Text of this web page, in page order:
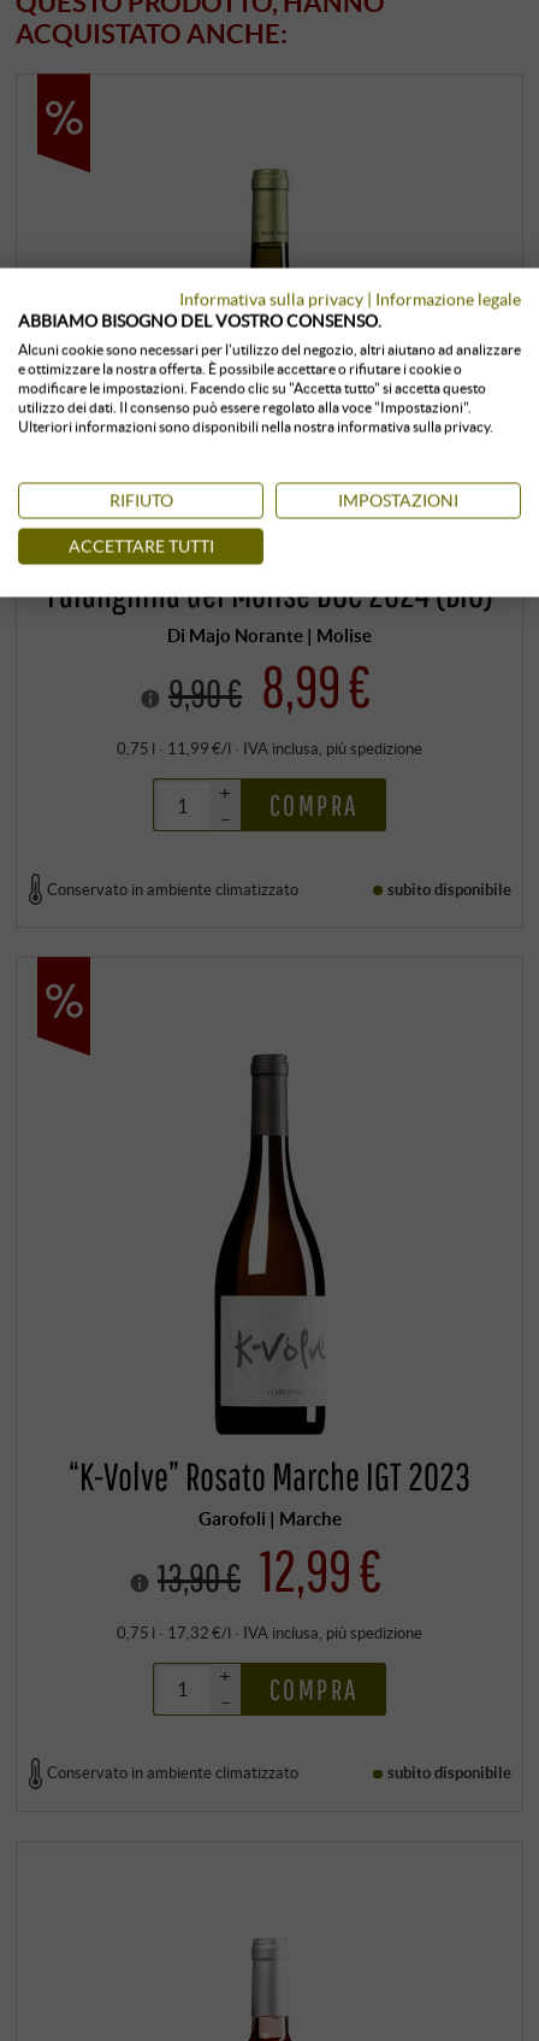
ACQUISTATO ANCHE:
Falanghina del Molise DOC 2024 (BIO)
Di Majo Norante | Molise
9,90 € 8,99 €
0,75 l · 11,99 €/l · IVA inclusa, più spedizione
+
–
COMPRA
Conservato in ambiente climatizzato subito disponibile
“K-Volve” Rosato Marche IGT 2023
Garofoli | Marche
13,90 € 12,99 €
0,75 l · 17,32 €/l · IVA inclusa , più spedizione
+
–
COMPRA
Conservato in ambiente climatizzato subito disponibile
Informativa sulla privacy | Informazione legale
ABBIAMO BISOGNO DEL VOSTRO CONSENSO.
Alcuni cookie sono necessari per l'utilizzo del negozio, altri aiutano ad analizzare
e ottimizzare la nostra offerta. È possibile accettare o rifiutare i cookie o
modificare le impostazioni. Facendo clic su "Accetta tutto" si accetta questo
utilizzo dei dati. Il consenso può essere regolato alla voce "Impostazioni".
Ulteriori informazioni sono disponibili nella nostra informativa sulla privacy.
RIFIUTO IMPOSTAZIONI
ACCETTARE TUTTI